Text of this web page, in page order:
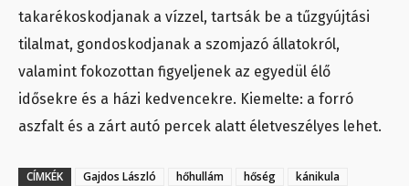
takarékoskodjanak a vízzel, tartsák be a tűzgyújtási
tilalmat, gondoskodjanak a szomjazó állatokról,
valamint fokozottan figyeljenek az egyedül élő
idősekre és a házi kedvencekre. Kiemelte: a forró
aszfalt és a zárt autó percek alatt életveszélyes lehet.
CÍMKÉK Gajdos László hőhullám hőség kánikula